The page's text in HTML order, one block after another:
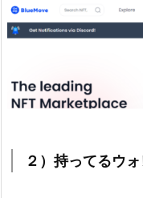
２）持ってるウ